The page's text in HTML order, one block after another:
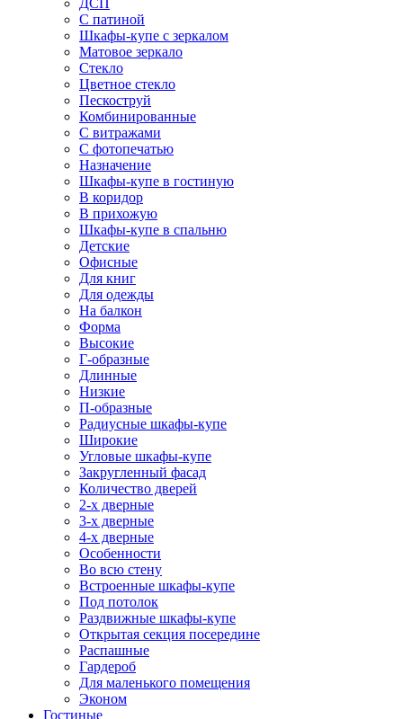
ДСП
С патиной
Шкафы-купе с зеркалом
Матовое зеркало
Стекло
Цветное стекло
Пескоструй
Комбинированные
С витражами
С фотопечатью
Назначение
Шкафы-купе в гостиную
В коридор
В прихожую
Шкафы-купе в спальню
Детские
Офисные
Для книг
Для одежды
На балкон
Форма
Высокие
Г-образные
Длинные
Низкие
П-образные
Радиусные шкафы-купе
Широкие
Угловые шкафы-купе
Закругленный фасад
Количество дверей
2-х дверные
3-х дверные
4-х дверные
Особенности
Во всю стену
Встроенные шкафы-купе
Под потолок
Раздвижные шкафы-купе
Открытая секция посередине
Распашные
Гардероб
Для маленького помещения
Эконом
Гостиные